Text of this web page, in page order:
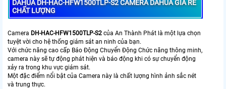
DAHUA DH-HAC-HFW1500TLP-S2 CAMERA DAHUA GIÁ RẺ
CHẤT LƯỢNG
Camera DH-HAC-HFW1500TLP-S2 của An Thành Phát là một lựa chọn
tuyệt vời cho hệ thống giám sát an ninh của bạn.
Với chức năng cao cấp Báo Động Chuyển Động Chức năng thông minh,
camera này sẽ tự động phát hiện và báo động khi có sự chuyển động
xảy ra trong khu vực giám sát.
Một đặc điểm nổi bật của Camera này là chất lượng hình ảnh sắc nét
và trung thực.